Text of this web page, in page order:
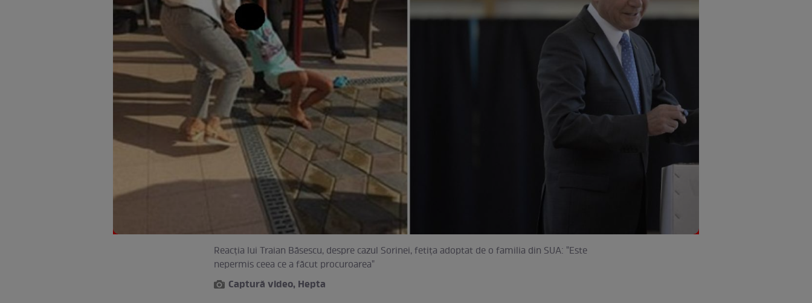
Reacţia lui Traian Băsescu, despre cazul Sorinei, fetiţa adoptat de o familia din SUA: "Este
nepermis ceea ce a făcut procuroarea"
Captură video, Hepta